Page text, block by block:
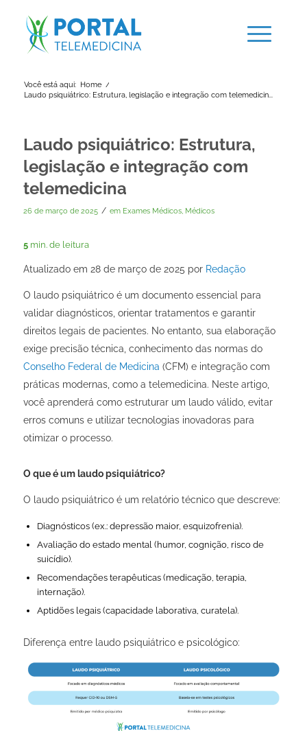
Você está aqui: Home /
Laudo psiquiátrico: Estrutura, legislação e integração com telemedicin...
Laudo psiquiátrico: Estrutura,
legislação e integração com
telemedicina
26 de março de 2025 / em Exames Médicos, Médicos
5 min. de leitura
Atualizado em 28 de março de 2025 por Redação
O laudo psiquiátrico é um documento essencial para
validar diagnósticos, orientar tratamentos e garantir
direitos legais de pacientes. No entanto, sua elaboração
exige precisão técnica, conhecimento das normas do
Conselho Federal de Medicina (CFM) e integração com
práticas modernas, como a telemedicina. Neste artigo,
você aprenderá como estruturar um laudo válido, evitar
erros comuns e utilizar tecnologias inovadoras para
otimizar o processo.
O que é um laudo psiquiátrico?
O laudo psiquiátrico é um relatório técnico que descreve:
Diagnósticos (ex.: depressão maior, esquizofrenia).
Avaliação do estado mental (humor, cognição, risco de
suicídio).
Recomendações terapêuticas (medicação, terapia,
internação).
Aptidões legais (capacidade laborativa, curatela).
Diferença entre laudo psiquiátrico e psicológico: